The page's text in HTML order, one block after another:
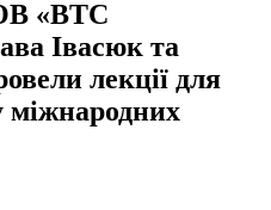
«ВТС
Івасюк та
лекції для
міжнародних